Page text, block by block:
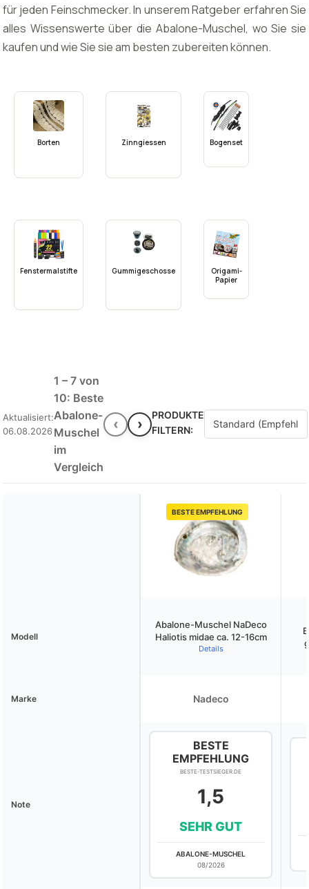
für jeden Feinschmecker. In unserem Ratgeber erfahren Sie
alles Wissenswerte über die Abalone-Muschel, wo Sie sie
kaufen und wie Sie sie am besten zubereiten können.
Borten Zinngiessen Bogenset
Fenstermalstifte Gummigeschosse
Origami-
Papier
Aktualisiert:
06.08.2026
1 – 7 von
10: Beste
Abalone-
Muschel
im
Vergleich
‹ ›
PRODUKTE
FILTERN:
BESTE EMPFEHLUNG
Modell
Abalone-Muschel NaDeco
Haliotis midae ca. 12-16cm
Details
Marke Nadeco
Note
BESTE
EMPFEHLUNG
BESTE-TESTSIEGER.DE
1,5
SEHR GUT
ABALONE-MUSCHEL
08/2026